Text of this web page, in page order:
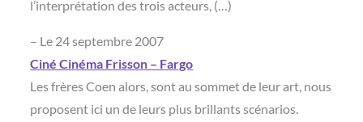
l’interprétation des trois acteurs, (…)
– Le 24 septembre 2007
Ciné Cinéma Frisson – Fargo
Les frères Coen alors, sont au sommet de leur art, nous
proposent ici un de leurs plus brillants scénarios.